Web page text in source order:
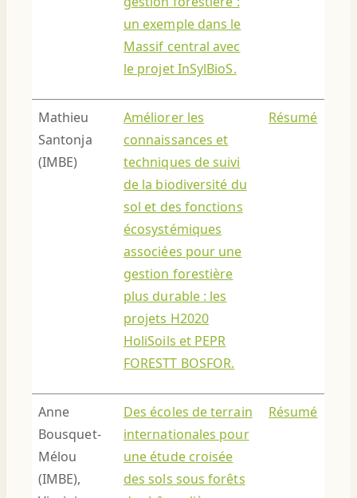
un exemple dans le
Massif central avec
le projet InSylBioS.
Mathieu
Santonja
(IMBE)
Améliorer les
connaissances et
techniques de suivi
de la biodiversité du
sol et des fonctions
écosystémiques
associées pour une
gestion forestière
plus durable : les
projets H2020
HoliSoils et PEPR
FORESTT BOSFOR.
Résumé
Anne
Bousquet-
Mélou
(IMBE),
Des écoles de terrain
internationales pour
une étude croisée
des sols sous forêts
Résumé